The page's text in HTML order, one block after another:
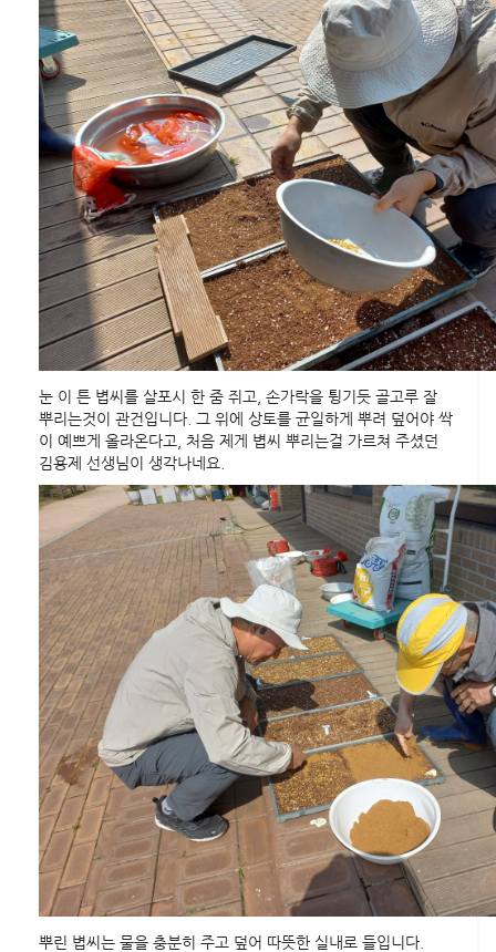
눈 이 튼 볍씨를 살포시 한 줌 쥐고, 손가락을 튕기듯 골고루 잘
뿌리는것이 관건입니다. 그 위에 상토를 균일하게 뿌려 덮어야 싹
이 예쁘게 올라온다고, 처음 제게 볍씨 뿌리는걸 가르쳐 주셨던
김용제 선생님이 생각나네요.
뿌린 볍씨는 물을 충분히 주고 덮어 따뜻한 실내로 들입니다.